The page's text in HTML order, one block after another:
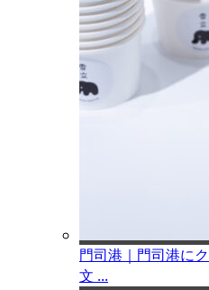
門司港｜門司港に
文 ...